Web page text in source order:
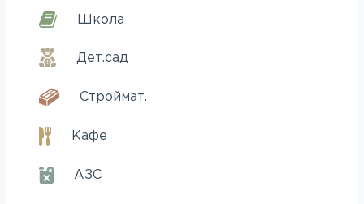
Школа
Дет.сад
Строймат.
Кафе
АЗС